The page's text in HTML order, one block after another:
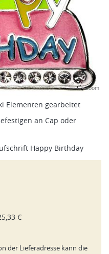
Zoom
Elementen gearbeitet
an Cap oder
Happy Birthday
€
der Lieferadresse kann die